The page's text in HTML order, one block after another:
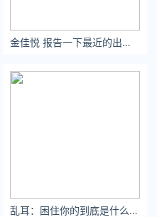
，他没有人类的双手，只有
金佳悦 报告一下最近的出差日记！！ 成都太好吃啦[awsl] ​​​
乱耳：困住你的到底是什么 #ccd #inmyfeelings